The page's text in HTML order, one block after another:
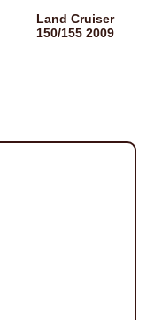
Land Cruiser
150/155 2009